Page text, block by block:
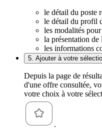
le détail du poste
le détail du profil
les modalités
la présentation de
les informations
5. Ajouter à votre
Depuis la page de
d'une offre consultée,
votre choix à votre
.